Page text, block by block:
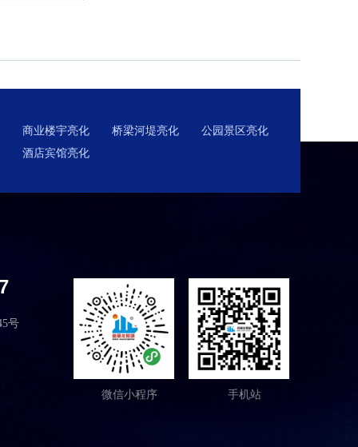
商业楼宇亮化 桥梁河堤亮化
公园景区亮化
酒店宾馆亮化
号
手机站
微信小程序